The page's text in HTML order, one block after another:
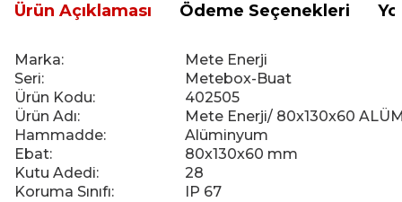
Ürün Açıklaması Ödeme Seçenekleri
Marka:
Mete Enerji
Seri:
Metebox-Buat
Ürün Kodu:
402505
Ürün Adı:
Mete Enerji/ 80x130x60
Hammadde:
Alüminyum
Ebat:
80x130x60 mm
Kutu Adedi:
28
Koruma Sınıfı:
IP 67